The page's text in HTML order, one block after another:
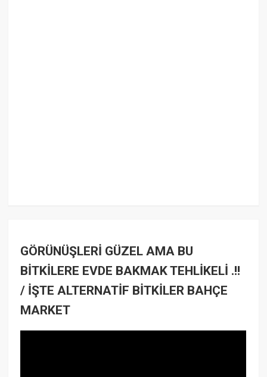
GÖRÜNÜŞLERİ GÜZEL AMA BU
BİTKİLERE EVDE BAKMAK TEHLİKELİ .!!
/ İŞTE ALTERNATİF BİTKİLER BAHÇE
MARKET